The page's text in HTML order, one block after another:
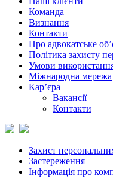
Команда
Визнання
Контакти
Про адвокатське
Політика захисту
Умови
Міжнародна мережа
Кар’єра
Вакансії
Контакти
Захист
Застереження
Інформація про